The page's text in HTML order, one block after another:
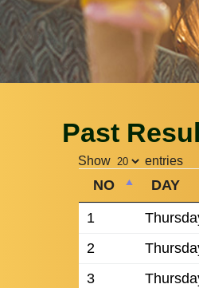
Past
Show entries
NO DAY
1
2
3